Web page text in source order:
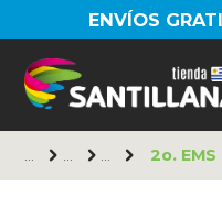
ENVÍOS
2o. EMS